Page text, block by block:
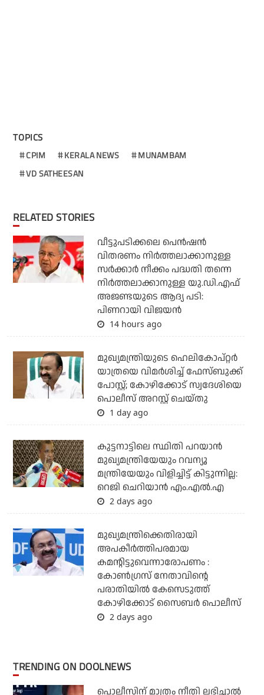
TOPICS
CPIM KERALA NEWS
MUNAMBAM
VD SATHEESAN
RELATED STORIES
വീട്ടുപടിക്കലെ പെന്‍ഷന്‍
വിതരണം നിര്‍ത്തലാക്കാനുള്ള
സര്‍ക്കാര്‍ നീക്കം പദ്ധതി തന്നെ
നിര്‍ത്തലാക്കാനുള്ള യു.ഡി.എഫ്
അജണ്ടയുടെ ആദ്യ പടി:
പിണറായി വിജയന്‍
14 hours ago
മുഖ്യമന്ത്രിയുടെ ഹെലികോപ്റ്റര്‍
യാത്രയെ വിമര്‍ശിച്ച് ഫേസ്ബുക്ക്
പോസ്റ്റ്; കോഴിക്കോട് സ്വദേശിയെ
പൊലീസ് അറസ്റ്റ് ചെയ്തു
1 day ago
കുട്ടനാട്ടിലെ സ്ഥിതി പറയാന്‍
മുഖ്യമന്ത്രിയേയും റവന്യൂ
മന്ത്രിയേയും വിളിച്ചിട്ട് കിട്ടുന്നില്ല:
റെജി ചെറിയാന്‍ എം.എല്‍.എ
2 days ago
മുഖ്യമന്ത്രിക്കെതിരായി
അപകീര്‍ത്തിപരമായ
കമന്റിട്ടുവെന്നാരോപണം :
കോണ്‍ഗ്രസ് നേതാവിന്റെ
പരാതിയില്‍ കേസെടുത്ത്
കോഴിക്കോട് സൈബര്‍ പൊലീസ്
2 days ago
TRENDING ON DOOLNEWS
പൊലീസിന് മാത്രം നീതി ലഭിച്ചാല്‍